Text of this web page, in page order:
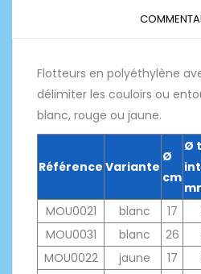
Flotteurs en polyéthylène
délimiter les couloirs ou
blanc, rouge ou jaune.
Référence Variante
Ø
cm
Ø
MOU0021 blanc 17
MOU0031
blanc 26
MOU0022
jaune 17